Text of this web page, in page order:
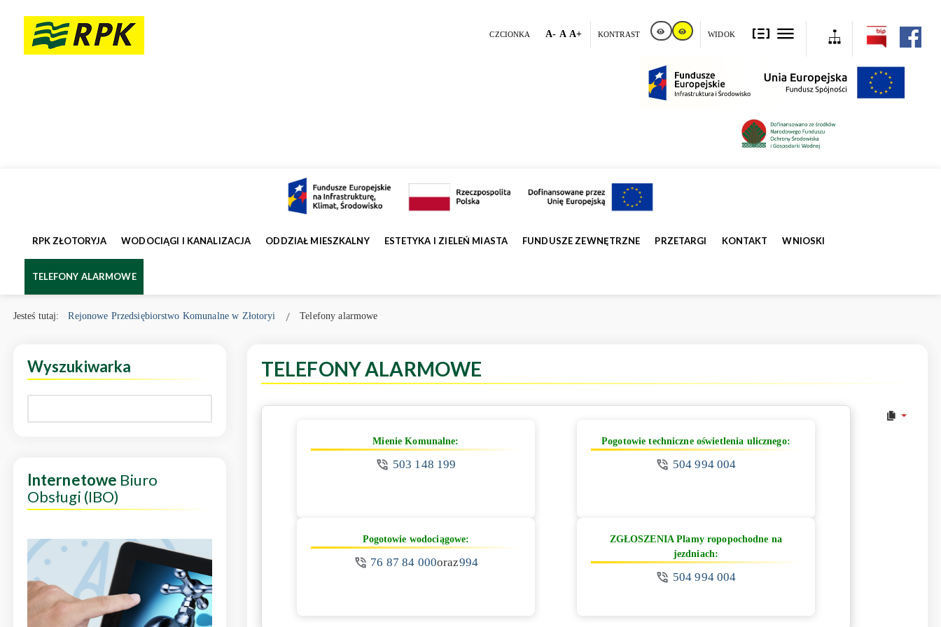
CZCIONKA A- A A+ KONTRAST WIDOK
RPK ZŁOTORYJA WODOCIĄGI I KANALIZACJA ODDZIAŁ MIESZKALNY ESTETYKA I ZIELEŃ MIASTA FUNDUSZE ZEWNĘTRZNE PRZETARGI KONTAKT WNIOSKI
TELEFONY ALARMOWE
Jesteś tutaj: Rejonowe Przedsiębiorstwo Komunalne w Złotoryi Telefony alarmowe
TELEFONY ALARMOWE
Mienie Komunalne:
503 148 199
Pogotowie techniczne oświetlenia ulicznego:
504 994 004
Pogotowie wodociągowe:
76 87 84 000oraz994
ZGŁOSZENIA Plamy ropopochodne na
jezdniach:
504 994 004
Wyszukiwarka
Internetowe Biuro
Obsługi (IBO)